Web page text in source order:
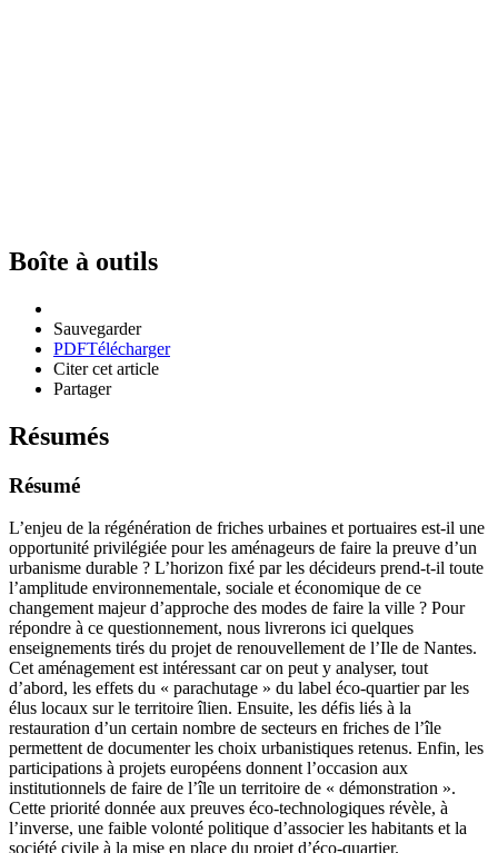
Boîte à outils
Sauvegarder
PDFTélécharger
Citer cet article
Partager
Résumés
Résumé
L’enjeu de la régénération de friches urbaines et portuaires est-il une
opportunité privilégiée pour les aménageurs de faire la preuve d’un
urbanisme durable ? L’horizon fixé par les décideurs prend-t-il toute
l’amplitude environnementale, sociale et économique de ce
changement majeur d’approche des modes de faire la ville ? Pour
répondre à ce questionnement, nous livrerons ici quelques
enseignements tirés du projet de renouvellement de l’Ile de Nantes.
Cet aménagement est intéressant car on peut y analyser, tout
d’abord, les effets du « parachutage » du label éco-quartier par les
élus locaux sur le territoire îlien. Ensuite, les défis liés à la
restauration d’un certain nombre de secteurs en friches de l’île
permettent de documenter les choix urbanistiques retenus. Enfin, les
participations à projets européens donnent l’occasion aux
institutionnels de faire de l’île un territoire de « démonstration ».
Cette priorité donnée aux preuves éco-technologiques révèle, à
l’inverse, une faible volonté politique d’associer les habitants et la
société civile à la mise en place du projet d’éco-quartier.